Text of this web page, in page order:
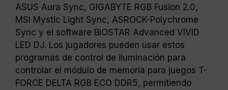
ASUS Aura Sync, GIGABYTE RGB Fusion 2.0,
MSI Mystic Light Sync, ASROCK-Polychrome
Sync y el software BIOSTAR Advanced VIVID
LED DJ. Los jugadores pueden usar estos
programas de control de iluminación para
controlar el módulo de memoria para juegos T-
FORCE DELTA RGB ECO DDR5, permitiendo